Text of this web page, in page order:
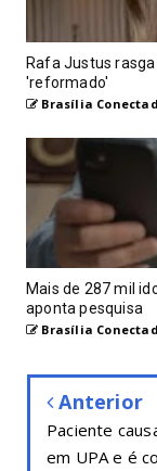
Rafa Justus
'reformado'
Brasília
Mais de 287 mil
aponta pesquisa
Brasília
Anterior
Paciente
em UPA e é